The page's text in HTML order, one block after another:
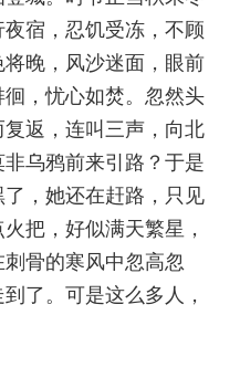
宿，忍饥受冻，不顾
晚，风沙迷面，眼前
，忧心如焚。忽然头
返，连叫三声，向北
乌鸦前来引路？于是
，她还在赶路，只见
把，好似满天繁星，
骨的寒风中忽高忽
了。可是这么多人，